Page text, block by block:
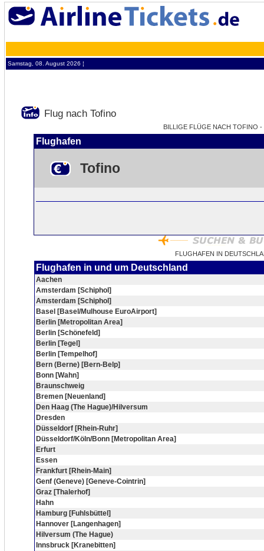
Samstag, 08. August 2026 ¦
Flug nach Tofino
BILLIGE FLÜGE NACH TOFINO
Flughafen
Tofino
FLUGHAFEN IN
Flughafen in und um Deutschland
Aachen
Amsterdam [Schiphol]
Amsterdam [Schiphol]
Basel [Basel/Mulhouse EuroAirport]
Berlin [Metropolitan Area]
Berlin [Schönefeld]
Berlin [Tegel]
Berlin [Tempelhof]
Bern (Berne) [Bern-Belp]
Bonn [Wahn]
Braunschweig
Bremen [Neuenland]
Den Haag (The Hague)/Hilversum
Dresden
Düsseldorf [Rhein-Ruhr]
Düsseldorf/Köln/Bonn [Metropolitan Area]
Erfurt
Essen
Frankfurt [Rhein-Main]
Genf (Geneve) [Geneve-Cointrin]
Graz [Thalerhof]
Hahn
Hamburg [Fuhlsbüttel]
Hannover [Langenhagen]
Hilversum (The Hague)
Innsbruck [Kranebitten]